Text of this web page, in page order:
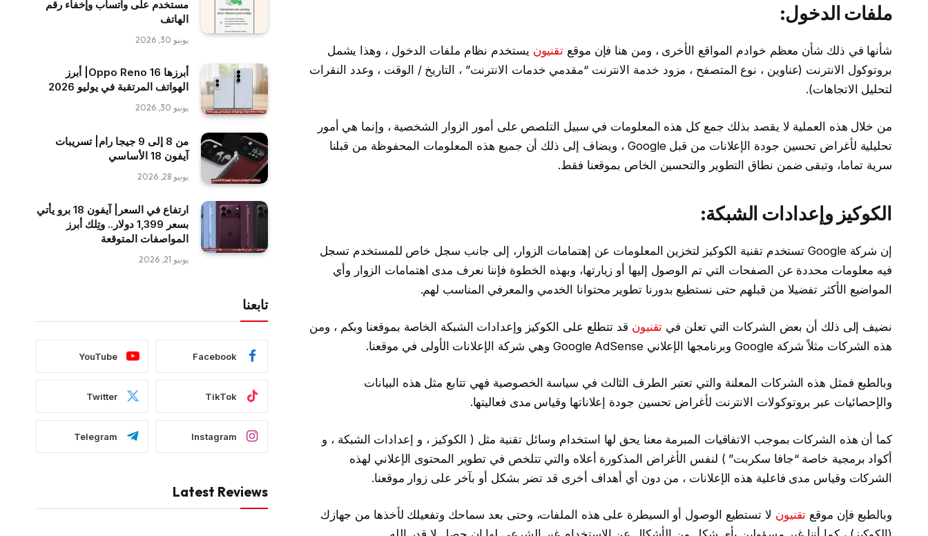
ملفات الدخول:
شأنها في ذلك شأن معظم خوادم المواقع الأخرى ، ومن هنا فإن موقع تقنيون يستخدم نظام ملفات الدخول ، وهذا يشمل
بروتوكول الانترنت (عناوين ، نوع المتصفح ، مزود خدمة الانترنت “مقدمي خدمات الانترنت” ، التاريخ / الوقت ، وعدد النقرات
لتحليل الاتجاهات).
من خلال هذه العملية لا يقصد بذلك جمع كل هذه المعلومات في سبيل التلصص على أمور الزوار الشخصية ، وإنما هي أمور
تحليلية لأغراض تحسين جودة الإعلانات من قبل Google ، ويضاف إلى ذلك أن جميع هذه المعلومات المحفوظة من قبلنا
سرية تماما، وتبقى ضمن نطاق التطوير والتحسين الخاص بموقعنا فقط.
الكوكيز وإعدادات الشبكة:
إن شركة Google تستخدم تقنية الكوكيز لتخزين المعلومات عن إهتمامات الزوار، إلى جانب سجل خاص للمستخدم تسجل
فيه معلومات محددة عن الصفحات التي تم الوصول إليها أو زيارتها، وبهذه الخطوة فإننا نعرف مدى اهتمامات الزوار وأي
المواضيع الأكثر تفضيلا من قبلهم حتى نستطيع بدورنا تطوير محتوانا الخدمي والمعرفي المناسب لهم.
نضيف إلى ذلك أن بعض الشركات التي تعلن في تقنيون قد تتطلع على الكوكيز وإعدادات الشبكة الخاصة بموقعنا وبكم ، ومن
هذه الشركات مثلاً شركة Google وبرنامجها الإعلاني Google AdSense وهي شركة الإعلانات الأولى في موقعنا.
وبالطبع فمثل هذه الشركات المعلنة والتي تعتبر الطرف الثالث في سياسة الخصوصية فهي تتابع مثل هذه البيانات
والإحصائيات عبر بروتوكولات الانترنت لأغراض تحسين جودة إعلاناتها وقياس مدى فعاليتها.
كما أن هذه الشركات بموجب الاتفاقيات المبرمة معنا يحق لها استخدام وسائل تقنية مثل ( الكوكيز ، و إعدادات الشبكة ، و
أكواد برمجية خاصة “جافا سكربت” ) لنفس الأغراض المذكورة أعلاه والتي تتلخص في تطوير المحتوى الإعلاني لهذه
الشركات وقياس مدى فاعلية هذه الإعلانات ، من دون أي أهداف أخرى قد تضر بشكل أو بآخر على زوار موقعنا.
وبالطبع فإن موقع تقنيون لا تستطيع الوصول أو السيطرة على هذه الملفات، وحتى بعد سماحك وتفعيلك لأخذها من جهازك
المشاركات الشائعة
في 6 خطوات| طريقة حجز اسم
الهاتف
يونيو 30, 2026
المواصفات المتوقعة
تابعنا